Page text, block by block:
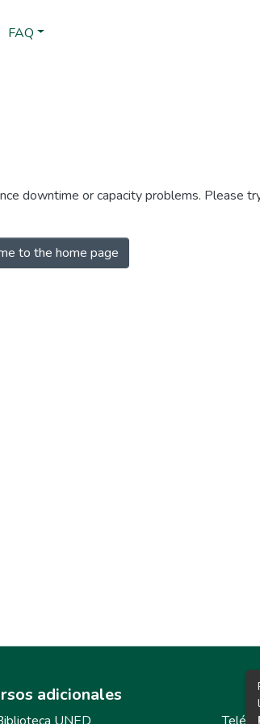
FAQ
downtime or capacity problems. Please
to the home page
adicionales